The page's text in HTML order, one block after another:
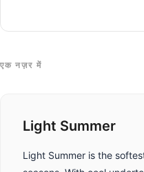
एक नज़र में
Light Summer
Light Summer is the